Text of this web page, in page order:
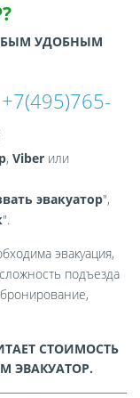
УДОБНЫМ
+7(495)765-
;
, Viber или
эвакуатор",
".
эвакуация,
подъезда
СТОИМОСТЬ
ЭВАКУАТОР.